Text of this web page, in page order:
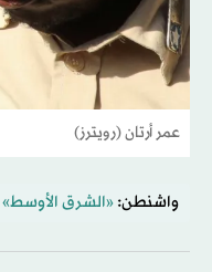
عمر أرتان (رويترز)
واشنطن: «الشرق الأوسط»